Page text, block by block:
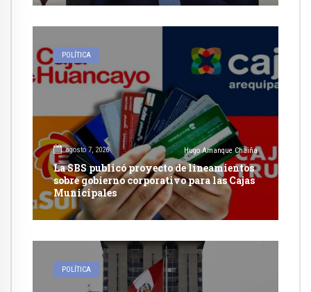
POLÍTICA
agosto 7, 2026 Hugo Amanque Chaiña
La SBS publicó proyecto de lineamientos
sobre gobierno corporativo para las Cajas
Municipales
POLÍTICA